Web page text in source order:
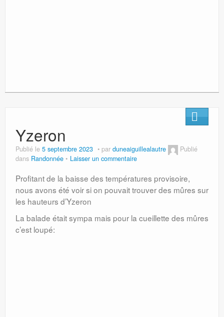
Yzeron
Publié le 5 septembre 2023 par duneaiguillealautre
Publié
dans Randonnée Laisser un commentaire
Profitant de la baisse des températures provisoire,
nous avons été voir si on pouvait trouver des mûres sur
les hauteurs d’Yzeron
La balade était sympa mais pour la cueillette des mûres
c’est loupé: